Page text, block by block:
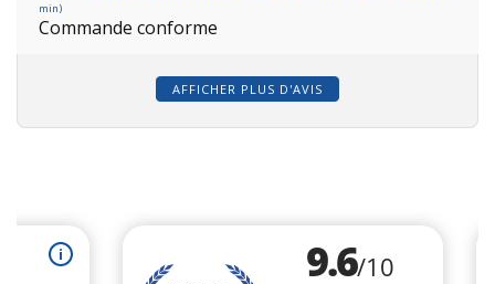
min)
Commande conforme
AFFICHER PLUS D'AVIS